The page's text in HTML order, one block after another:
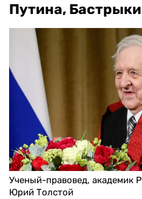
Путина,
Ученый-правовед, академик
Юрий Толстой